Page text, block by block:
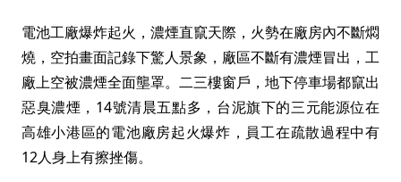
電池工廠爆炸起火，濃煙直竄天際，火勢在廠房內不斷燜
燒，空拍畫面記錄下驚人景象，廠區不斷有濃煙冒出，工
廠上空被濃煙全面壟罩。二三樓窗戶，地下停車場都竄出
惡臭濃煙，14號清晨五點多，台泥旗下的三元能源位在
高雄小港區的電池廠房起火爆炸，員工在疏散過程中有
12人身上有擦挫傷。